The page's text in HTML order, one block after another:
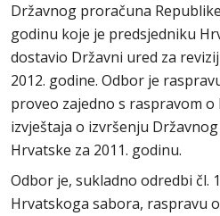
Državnog proračuna
godinu koje je predsjedniku
dostavio Državni ured za
2012. godine. Odbor je
proveo zajedno s raspravom
izvještaja o izvršenju
Hrvatske za 2011. godinu.
Odbor je, sukladno odredbi čl.
Hrvatskoga sabora, raspravu